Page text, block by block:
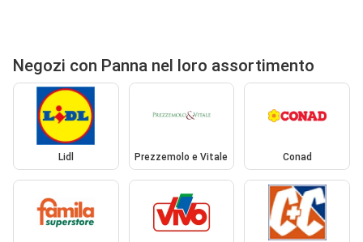
Negozi con Panna nel loro assortimento
Lidl Prezzemolo e Vitale Conad